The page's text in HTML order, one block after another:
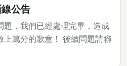
公告
題，我們已經處理完畢，造成
上萬分的歉意！ 後續問題請聯